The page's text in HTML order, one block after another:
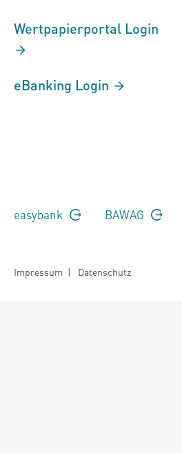
Wertpapierportal Login
eBanking Login
easybank BAWAG
Impressum | Datenschutz